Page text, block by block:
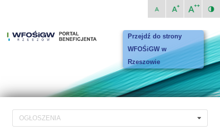
Przejdź do strony
WFOŚiGW w
Rzeszowie
OGŁOSZENIA